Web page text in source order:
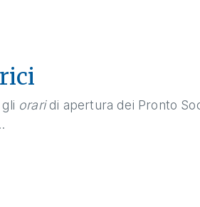
oraridi apertura dei Pronto